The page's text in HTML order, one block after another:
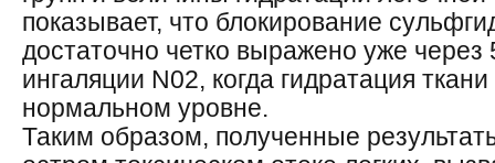
показывает, что блокирование
достаточно четко выражено уже
ингаляции N02, когда гидратация
нормальном уровне.
Таким образом, полученные